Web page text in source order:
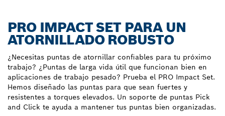
PRO IMPACT SET PARA UN
ATORNILLADO ROBUSTO
¿Necesitas puntas de atornillar confiables para tu próximo
trabajo? ¿Puntas de larga vida útil que funcionan bien en
aplicaciones de trabajo pesado? Prueba el PRO Impact Set.
Hemos diseñado las puntas para que sean fuertes y
resistentes a torques elevados. Un soporte de puntas Pick
and Click te ayuda a mantener tus puntas bien organizadas.